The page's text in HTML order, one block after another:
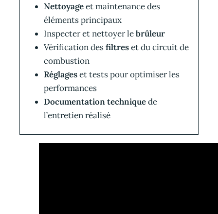
Nettoyageet maintenance des
éléments principaux
Inspecter et nettoyer lebrûleur
Vérification desfiltreset du circuit de
combustion
Réglageset tests pour optimiser les
performances
Documentation techniquede
l’entretien réalisé